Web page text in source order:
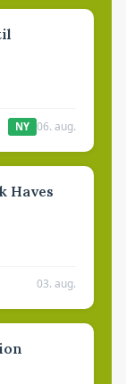
NY 06. aug.
Haves
03. aug.